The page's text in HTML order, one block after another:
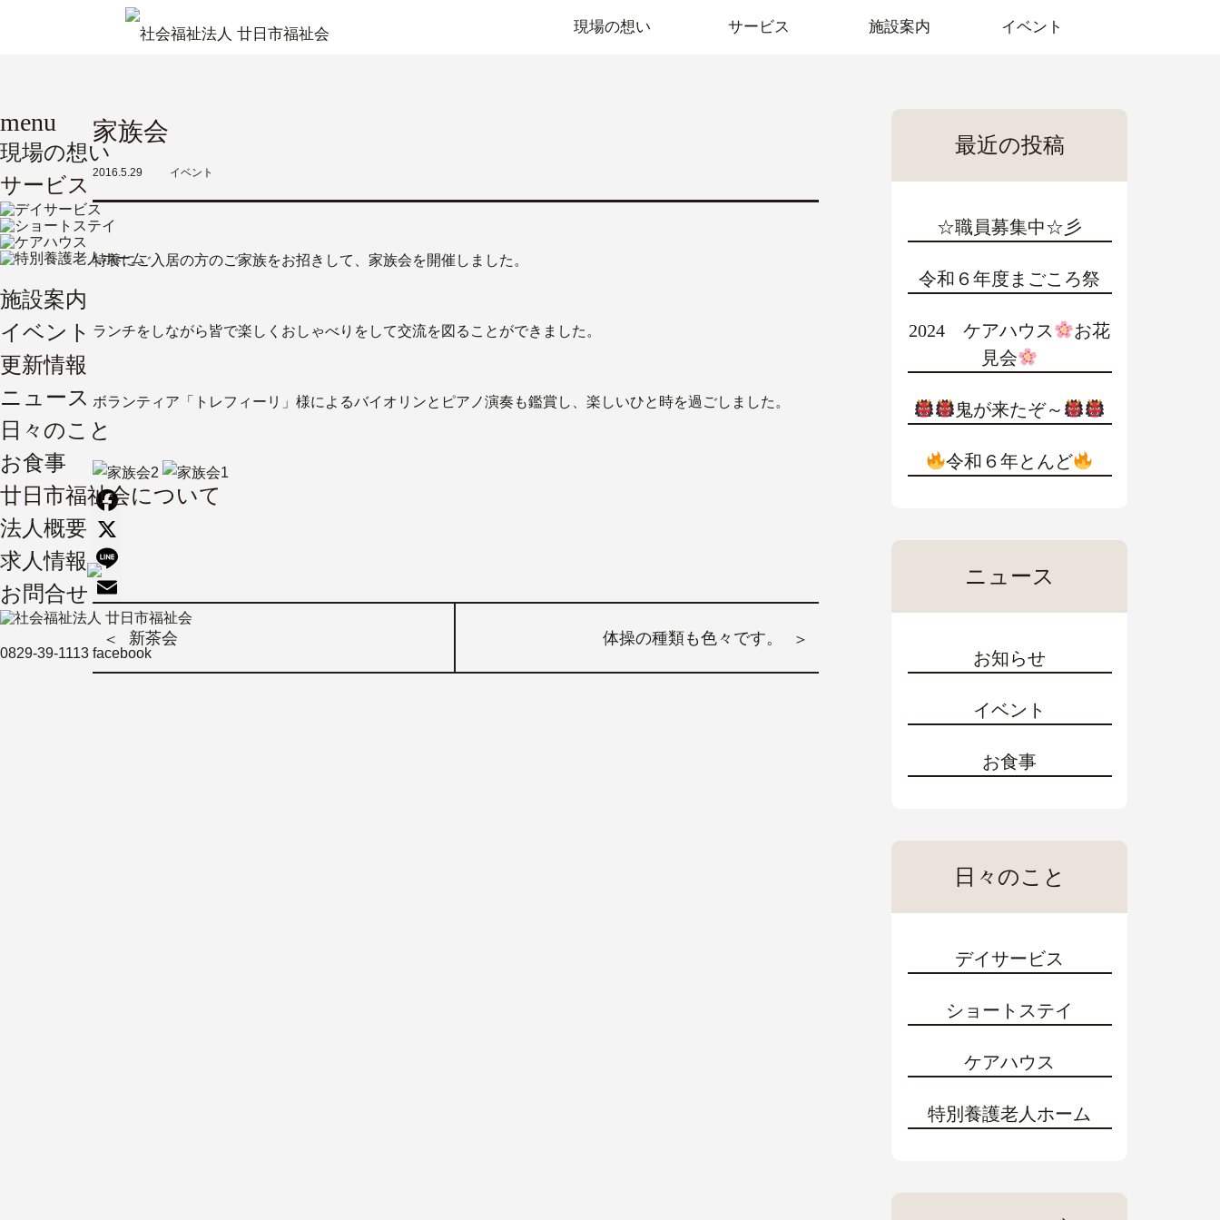
現場の想い サービス 施設案内 イベント
menu
現場の想い
サービス
施設案内
イベント
更新情報
ニュース
日々のこと
お食事
廿日市福祉会について
法人概要
求人情報
お問合せ
0829-39-1113 facebook
家族会
2016.5.29 イベント
特養にご入居の方のご家族をお招きして、家族会を開催しました。
ランチをしながら皆で楽しくおしゃべりをして交流を図ることができました。
ボランティア「トレフィーリ」様によるバイオリンとピアノ演奏も鑑賞し、楽しいひと時を過ごしました。
Facebook
X
Line
Email
＜ 新茶会 体操の種類も色々です。 ＞
最近の投稿
☆職員募集中☆彡
令和６年度まごころ祭
2024 ケアハウス
お花
見会
鬼が来たぞ～
令和６年とんど
ニュース
お知らせ
イベント
お食事
日々のこと
デイサービス
ショートステイ
ケアハウス
特別養護老人ホーム